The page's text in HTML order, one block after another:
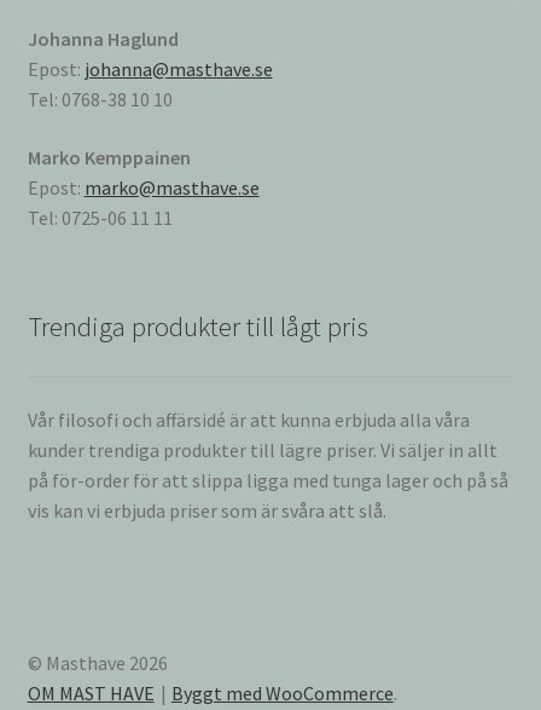
Johanna Haglund
Epost: johanna@masthave.se
Tel: 0768-38 10 10
Marko Kemppainen
Epost: marko@masthave.se
Tel: 0725-06 11 11
Trendiga produkter till lågt pris
Vår filosofi och affärsidé är att kunna erbjuda alla våra
kunder trendiga produkter till lägre priser. Vi säljer in allt
på för-order för att slippa ligga med tunga lager och på så
vis kan vi erbjuda priser som är svåra att slå.
© Masthave 2026
OM MAST HAVE
Byggt med WooCommerce.